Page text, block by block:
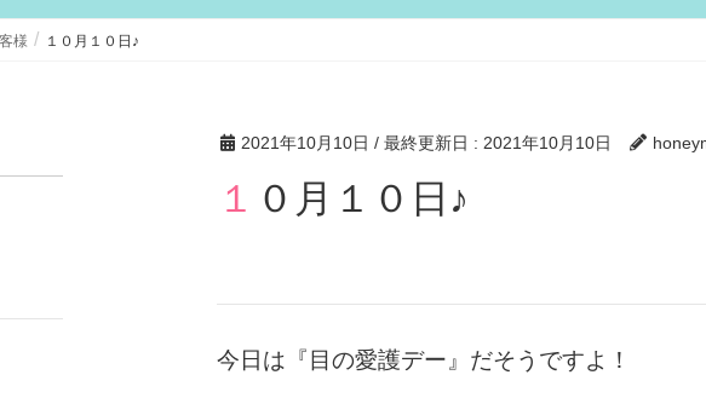
様 １０月１０日♪
2021年10月10日 / 最終更新日 : 2021年10月10日
１０月１０日♪
今日は『目の愛護デー』だそうですよ！